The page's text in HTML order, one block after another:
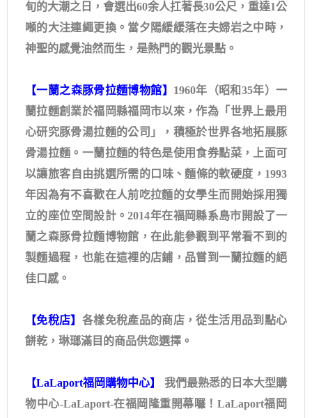
旬的大潮之日，會選出60余人扛著長30公尺，重達1公
噸的大注連繩更換。當夕陽緩緩落在夫婦岩之中時，
神聖的感覺油然而生，是熱門的觀光景點。
【一蘭之森豚骨拉麵博物館】 1960年（昭和35年）一
蘭拉麵創業於福岡縣福岡市以來，作為「世界上最用
心研究豚骨湯拉麵的公司」，積極於世界各地拓展豚
骨湯拉麵。一蘭拉麵的特色是使用食券點菜，上面可
以讓旅客自由挑選所需的口味、麵條的軟硬度，1993
年因為有不喜歡在人前吃拉麵的女學生而開始採用獨
立的座位空間設計。2014年在福岡縣系島市開設了一
蘭之森豚骨拉麵博物館，在此能參觀到平常看不到的
製麵過程，也能在這裡的店鋪，品嘗到一蘭拉麵的絕
佳口感。
【免稅店】 各樣免稅產品的商店，從生活用品到點心
餅乾，琳瑯滿目的商品供您選擇。
【LaLaport福岡購物中心】
我們最熟悉的日本大型購
物中心-LaLaport-在福岡隆重開幕囉！LaLaport福岡